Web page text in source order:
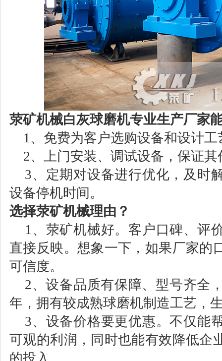
荥矿机械白灰球磨机专业生产厂家
1、免费为客户选购设备和设计工
2、上门安装、调试设备，保证
3、定期对设备进行优化，及时
设备停机时间。
选择荥矿机械理由？
1、荥矿机械好。客户口碑、评
直接反映。想象一下，如果厂家的
可信度。
2、设备品质有保障、型号齐全
年，拥有较成熟球磨机制造工艺，
3、设备价格要更优惠。不仅能
可观的利润，同时也能有效降低企
的投入。